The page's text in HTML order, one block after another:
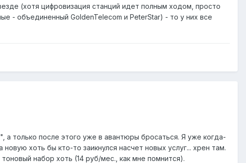
(хотя цифровизация станций идет полным ходом, просто
- объединенный GoldenTelecom и PeterStar) - то у них все
только после этого уже в авантюры бросаться. Я уже когда-
хоть бы кто-то заикнулся насчет новых услуг... хрен там.
набор хоть (14 руб/мес., как мне помнится).